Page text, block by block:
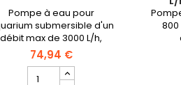
Pompe à eau pour
submersible d'un
débit max de 3000 L/h,
et consommant
peu d'électricité.
74,94 €